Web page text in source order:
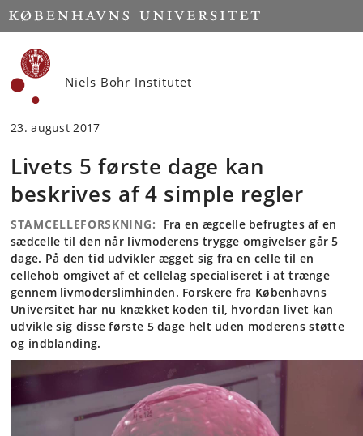
Start
Niels Bohr Institutet
23. august 2017
Livets 5 første dage kan
beskrives af 4 simple regler
STAMCELLEFORSKNING:
Fra en ægcelle befrugtes af en
sædcelle til den når livmoderens trygge omgivelser går 5
dage. På den tid udvikler ægget sig fra en celle til en
cellehob omgivet af et cellelag specialiseret i at trænge
gennem livmoderslimhinden. Forskere fra Københavns
Universitet har nu knækket koden til, hvordan livet kan
udvikle sig disse første 5 dage helt uden moderens støtte
og indblanding.